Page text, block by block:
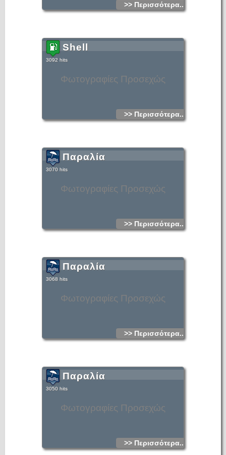
>> Περισσότερα...
Φωτογραφίες Προσεχώς
Shell
3092 hits
>> Περισσότερα...
Φωτογραφίες Προσεχώς
Παραλία
3070 hits
>> Περισσότερα...
Φωτογραφίες Προσεχώς
Παραλία
3068 hits
>> Περισσότερα...
Φωτογραφίες Προσεχώς
Παραλία
3050 hits
>> Περισσότερα...